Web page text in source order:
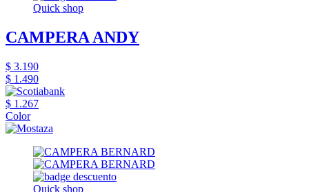
Quick shop
CAMPERA ANDY
$ 3.190
$ 1.490
$ 1.267
Color
Quick shop